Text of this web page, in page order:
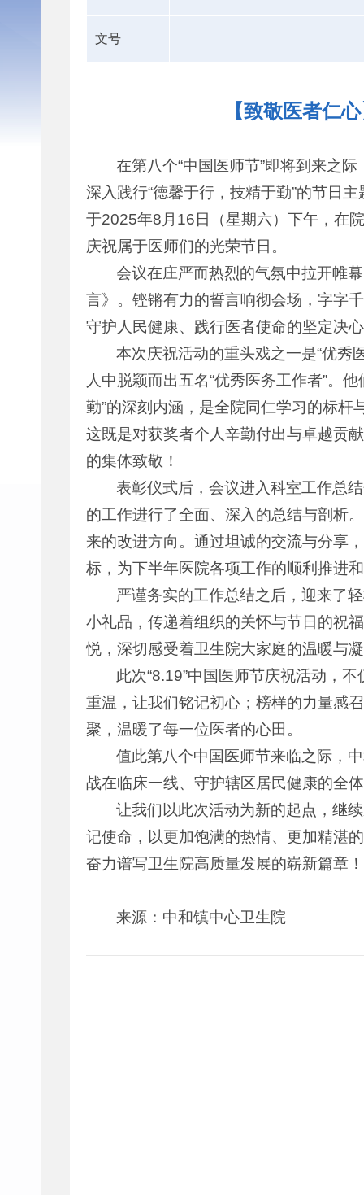
文号
【致敬医者仁
在第八个“中国医师节”即将到来之
深入践行“德馨于行，技精于勤”的节日
于2025年8月16日（星期六）下午，在
庆祝属于医师们的光荣节日。
会议在庄严而热烈的气氛中拉开帷
言》。铿锵有力的誓言响彻会场，字字
守护人民健康、践行医者使命的坚定决
本次庆祝活动的重头戏之一是“优秀
人中脱颖而出五名“优秀医务工作者”。
勤”的深刻内涵，是全院同仁学习的标
这既是对获奖者个人辛勤付出与卓越贡
的集体致敬！
表彰仪式后，会议进入科室工作总
的工作进行了全面、深入的总结与剖析
来的改进方向。通过坦诚的交流与分享
标，为下半年医院各项工作的顺利推进
严谨务实的工作总结之后，迎来了
小礼品，传递着组织的关怀与节日的祝
悦，深切感受着卫生院大家庭的温暖与
此次“8.19”中国医师节庆祝活动，
重温，让我们铭记初心；榜样的力量感
聚，温暖了每一位医者的心田。
值此第八个中国医师节来临之际，
战在临床一线、守护辖区居民健康的全
让我们以此次活动为新的起点，继
记使命，以更加饱满的热情、更加精湛
奋力谱写卫生院高质量发展的崭新篇章！
来源：中和镇中心卫生院